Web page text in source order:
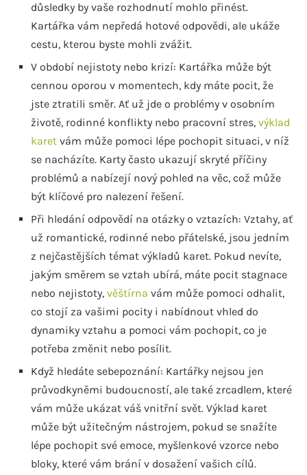
důsledky by vaše rozhodnutí mohlo přinést.
Kartářka vám nepředá hotové odpovědi, ale ukáže
cestu, kterou byste mohli zvážit.
V období nejistoty nebo krizí: Kartářka může být
cennou oporou v momentech, kdy máte pocit, že
jste ztratili směr. Ať už jde o problémy v osobním
životě, rodinné konflikty nebo pracovní stres, výklad
karet vám může pomoci lépe pochopit situaci, v níž
se nacházíte. Karty často ukazují skryté příčiny
problémů a nabízejí nový pohled na věc, což může
být klíčové pro nalezení řešení.
Při hledání odpovědí na otázky o vztazích: Vztahy, ať
už romantické, rodinné nebo přátelské, jsou jedním
z nejčastějších témat výkladů karet. Pokud nevíte,
jakým směrem se vztah ubírá, máte pocit stagnace
nebo nejistoty, věštírna vám může pomoci odhalit,
co stojí za vašimi pocity i nabídnout vhled do
dynamiky vztahu a pomoci vám pochopit, co je
potřeba změnit nebo posílit.
Když hledáte sebepoznání: Kartářky nejsou jen
průvodkyněmi budoucností, ale také zrcadlem, které
vám může ukázat váš vnitřní svět. Výklad karet
může být užitečným nástrojem, pokud se snažíte
lépe pochopit své emoce, myšlenkové vzorce nebo
bloky, které vám brání v dosažení vašich cílů.